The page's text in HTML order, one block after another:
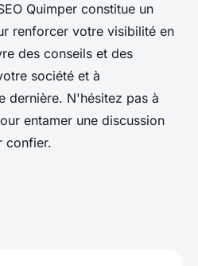
Quimper constitue un
renforcer votre visibilité en
des conseils et des
société et à
dernière. N'hésitez pas à
entamer une discussion
confier.